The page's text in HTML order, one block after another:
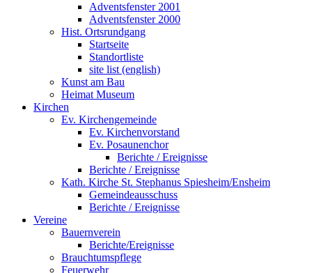
Adventsfenster 2001
Adventsfenster 2000
Hist. Ortsrundgang
Startseite
Standortliste
site list (english)
Kunst am Bau
Heimat Museum
Kirchen
Ev. Kirchengemeinde
Ev. Kirchenvorstand
Ev. Posaunenchor
Berichte / Ereignisse
Berichte / Ereignisse
Kath. Kirche St. Stephanus Spiesheim/Ensheim
Gemeindeausschuss
Berichte / Ereignisse
Vereine
Bauernverein
Berichte/Ereignisse
Brauchtumspflege
Feuerwehr